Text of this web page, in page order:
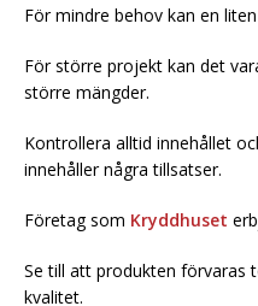
För mindre behov kan en
För större projekt kan det
större mängder.
Kontrollera alltid innehållet
innehåller några tillsatser.
Företag som Kryddhuset
Se till att produkten förvaras
kvalitet.